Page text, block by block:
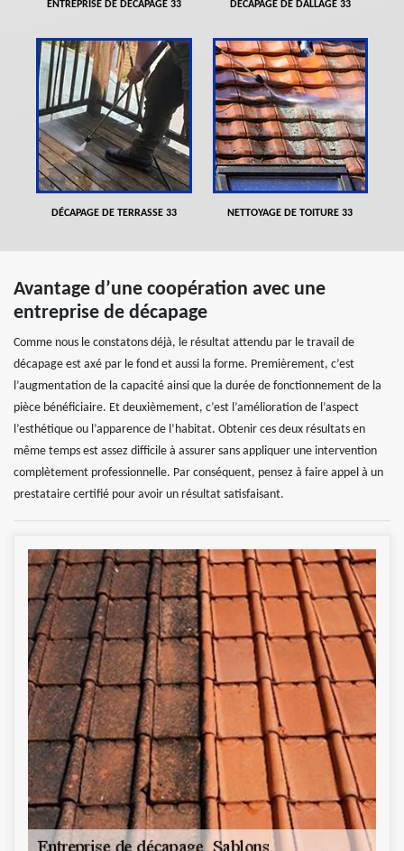
ENTREPRISE DE DÉCAPAGE 33 DÉCAPAGE DE DALLAGE 33
DÉCAPAGE DE TERRASSE 33 NETTOYAGE DE TOITURE 33
Avantage d’une coopération avec une
entreprise de décapage
Comme nous le constatons déjà, le résultat attendu par le travail de
décapage est axé par le fond et aussi la forme. Premièrement, c’est
l’augmentation de la capacité ainsi que la durée de fonctionnement de la
pièce bénéficiaire. Et deuxièmement, c’est l’amélioration de l’aspect
l’esthétique ou l’apparence de l’habitat. Obtenir ces deux résultats en
même temps est assez difficile à assurer sans appliquer une intervention
complètement professionnelle. Par conséquent, pensez à faire appel à un
prestataire certifié pour avoir un résultat satisfaisant.